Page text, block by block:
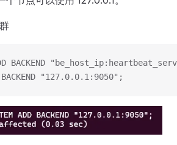
BACKEND
BACKEND "127.0.0.1:9050";